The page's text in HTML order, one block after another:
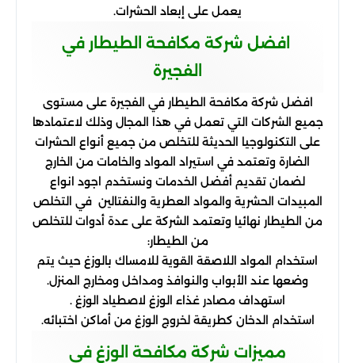
يعمل على إبعاد الحشرات.
افضل شركة مكافحة الطيطار في
الفجيرة
افضل شركة مكافحة الطيطار في الفجيرة على مستوى
جميع الشركات التي تعمل في هذا المجال وذلك لاعتمادها
على التكنولوجيا الحديثة للتخلص من جميع أنواع الحشرات
الضارة وتعتمد في استيراد المواد والخامات من الخارج
لضمان تقديم أفضل الخدمات ونستخدم اجود انواع
المبيدات الحشرية والمواد العطرية والنفتالين في التخلص
من الطيطار نهائيا وتعتمد الشركة على عدة أدوات للتخلص
من الطيطار:
استخدام المواد اللاصقة القوية للامساك بالوزغ حيث يتم
وضعها عند الأبواب والنوافذ ومداخل ومخارج المنزل.
استهداف مصادر غذاء الوزغ لاصطياد الوزغ .
استخدام الدخان كطريقة لخروج الوزغ من أماكن اختبائه.
مميزات شركة مكافحة الوزغ في